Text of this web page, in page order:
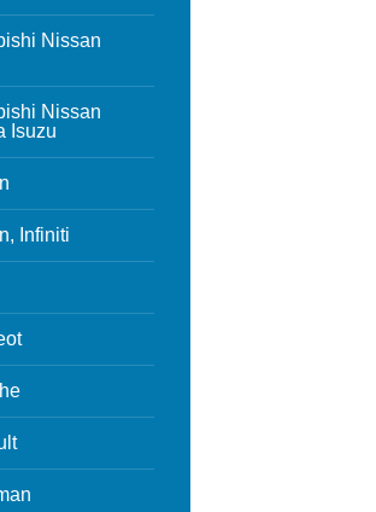
Nissan
Nissan
Isuzu
Infiniti